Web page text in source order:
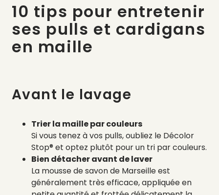
10 tips pour entretenir
ses pulls et cardigans
en maille
Avant le lavage
Trier la maille par couleurs
Si vous tenez à vos pulls, oubliez le Décolor
Stop® et optez plutôt pour un tri par couleurs.
Bien détacher avant de laver
La mousse de savon de Marseille est
généralement très efficace, appliquée en